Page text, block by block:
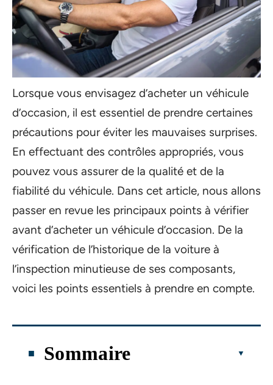
Lorsque vous envisagez d’acheter un véhicule
d’occasion, il est essentiel de prendre certaines
précautions pour éviter les mauvaises surprises.
En effectuant des contrôles appropriés, vous
pouvez vous assurer de la qualité et de la
fiabilité du véhicule. Dans cet article, nous allons
passer en revue les principaux points à vérifier
avant d’acheter un véhicule d’occasion. De la
vérification de l’historique de la voiture à
l’inspection minutieuse de ses composants,
voici les points essentiels à prendre en compte.
Sommaire